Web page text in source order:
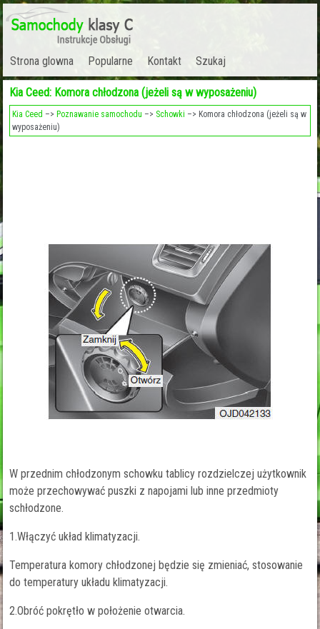
Strona glowna Popularne Kontakt Szukaj
Kia Ceed: Komora chłodzona (jeżeli są w wyposażeniu)
Kia Ceed –> Poznawanie samochodu –> Schowki –> Komora chłodzona (jeżeli są w
wyposażeniu)
W przednim chłodzonym schowku tablicy rozdzielczej użytkownik
może przechowywać puszki z napojami lub inne przedmioty
schłodzone.
1.Włączyć układ klimatyzacji.
Temperatura komory chłodzonej będzie się zmieniać, stosowanie
do temperatury układu klimatyzacji.
2.Obróć pokrętło w położenie otwarcia.